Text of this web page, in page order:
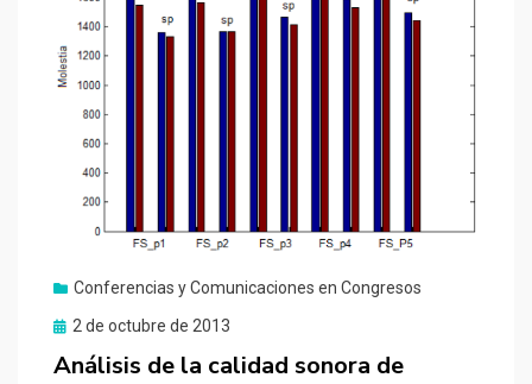
Conferencias y Comunicaciones en Congresos
Publicado
2 de octubre de 2013
Análisis de la calidad sonora de